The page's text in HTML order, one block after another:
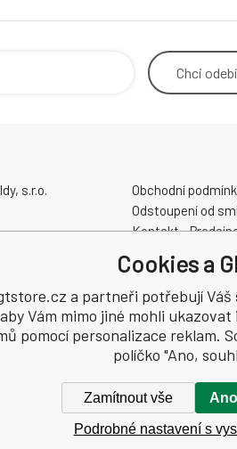
Chci
s.r.o.
Obchodní
Odstoupení od
Kontakt -
Slevové a dárkové
Elektrokola
Cookies a
a partneři potřebují Váš
Vám mimo jiné mohli
pomocí personalizace reklam.
políčko "Ano,
Zamítnout vše
Podrobné nastavení s